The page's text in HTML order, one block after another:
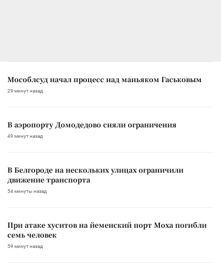
Мособлсуд начал процесс над маньяком Гаськовым
29 минут назад
В аэропорту Домодедово сняли ограничения
49 минут назад
В Белгороде на нескольких улицах ограничили
движение транспорта
54 минуты назад
При атаке хуситов на йеменский порт Моха погибли
семь человек
59 минут назад